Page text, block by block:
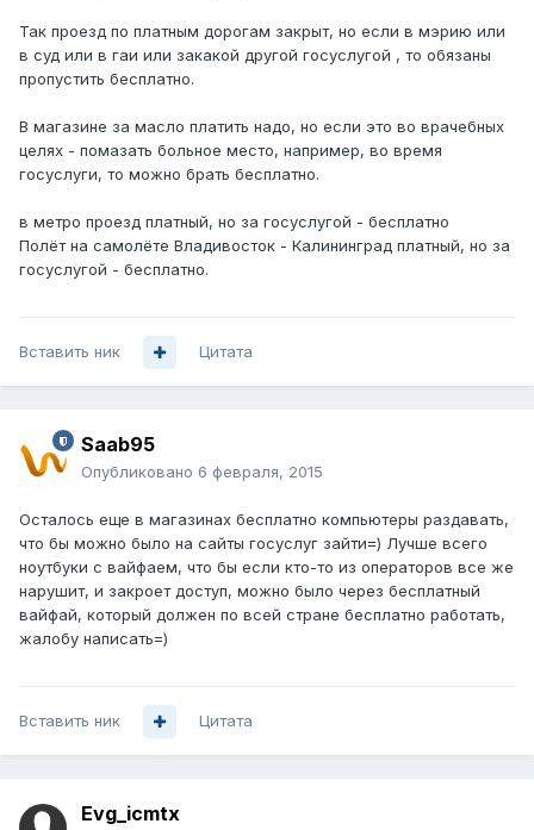
Так проезд по платным дорогам закрыт, но если в мэрию или
в суд или в гаи или закакой другой госуслугой , то обязаны
пропустить бесплатно.
В магазине за масло платить надо, но если это во врачебных
целях - помазать больное место, например, во время
госуслуги, то можно брать бесплатно.
в метро проезд платный, но за госуслугой - бесплатно
Полёт на самолёте Владивосток - Калининград платный, но за
госуслугой - бесплатно.
Вставить ник Цитата
Saab95
Опубликовано 6 февраля, 2015
Осталось еще в магазинах бесплатно компьютеры раздавать,
что бы можно было на сайты госуслуг зайти=) Лучше всего
ноутбуки с вайфаем, что бы если кто-то из операторов все же
нарушит, и закроет доступ, можно было через бесплатный
вайфай, который должен по всей стране бесплатно работать,
жалобу написать=)
Вставить ник Цитата
Evg_icmtx